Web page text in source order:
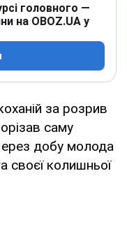
головного —
на OBOZ.UA у
за розрив
саму
добу молода
своєї колишньої